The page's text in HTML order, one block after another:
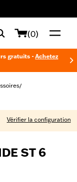
(0)
gratuits - Achetez
/
Vérifier la configuration
ST 6